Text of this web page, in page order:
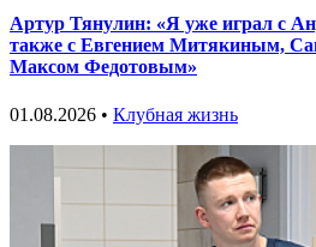
Артур Тянулин: «Я уже играл с
также с Евгением Митякиным,
Максом Федотовым»
01.08.2026 • Клубная жизнь